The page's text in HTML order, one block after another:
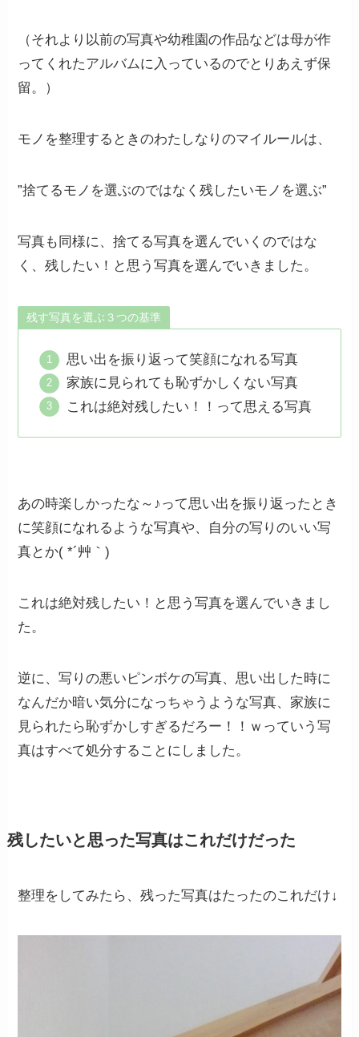
（それより以前の写真や幼稚園の作品などは母が作
ってくれたアルバムに入っているのでとりあえず保
留。）
モノを整理するときのわたしなりのマイルールは、
”捨てるモノを選ぶのではなく残したいモノを選ぶ”
写真も同様に、捨てる写真を選んでいくのではな
く、残したい！と思う写真を選んでいきました。
残す写真を選ぶ３つの基準
思い出を振り返って笑顔になれる写真
家族に見られても恥ずかしくない写真
これは絶対残したい！！って思える写真
あの時楽しかったな～♪って思い出を振り返ったとき
に笑顔になれるような写真や、自分の写りのいい写
真とか( *´艸｀)
これは絶対残したい！と思う写真を選んでいきまし
た。
逆に、写りの悪いピンボケの写真、思い出した時に
なんだか暗い気分になっちゃうような写真、家族に
見られたら恥ずかしすぎるだろー！！ｗっていう写
真はすべて処分することにしました。
残したいと思った写真はこれだけだった
整理をしてみたら、残った写真はたったのこれだけ↓